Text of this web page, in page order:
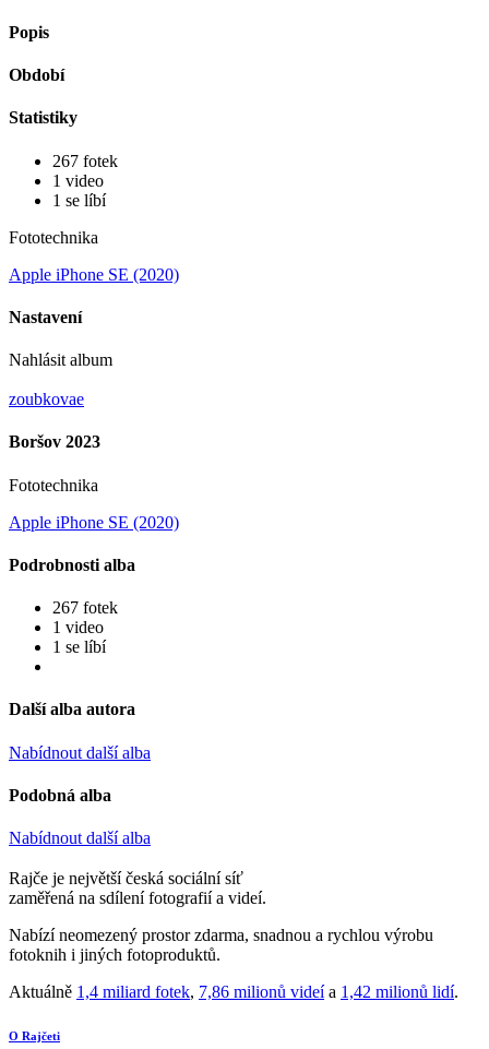
Popis
Období
Statistiky
267 fotek
1 video
1 se líbí
Fototechnika
Apple iPhone SE (2020)
Nastavení
Nahlásit album
zoubkovae
Boršov 2023
Fototechnika
Apple iPhone SE (2020)
Podrobnosti alba
267 fotek
1 video
1 se líbí
Další alba autora
Nabídnout další alba
Podobná alba
Nabídnout další alba
Rajče je největší česká sociální síť
zaměřená na sdílení fotografií a videí.
Nabízí neomezený prostor zdarma, snadnou a rychlou výrobu
fotoknih i jiných fotoproduktů.
Aktuálně 1,4 miliard fotek, 7,86 milionů videía 1,42 milionů lidí.
O Rajčeti